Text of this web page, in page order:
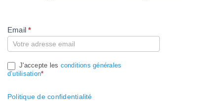
Compte
Email*
J'accepte les conditions générales
d’utilisation*
Politique de confidentialité